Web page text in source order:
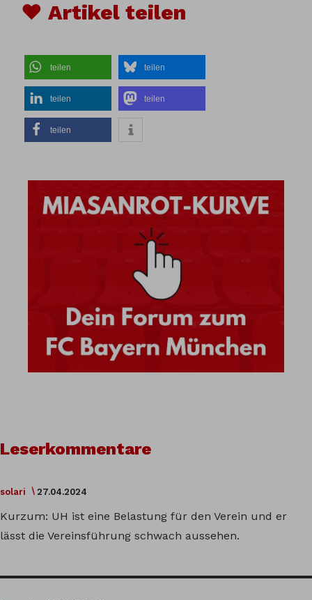
♥ Artikel teilen
teilen teilen
teilen teilen
teilen
Leserkommentare
solari 27.04.2024
Kurzum: UH ist eine Belastung für den Verein und er
lässt die Vereinsführung schwach aussehen.